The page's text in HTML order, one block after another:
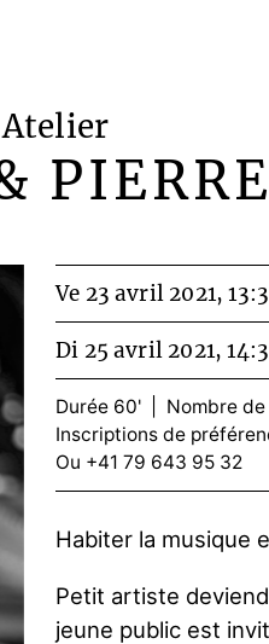
Atelier
Ve 23 avril 2021,
Di 25 avril 2021,
Durée 60' | Nombre
Inscriptions de
Ou +41 79 643 95 32
Habiter la musique
Petit artiste
jeune public est